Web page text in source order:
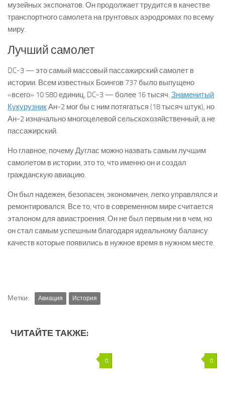
музейных экспонатов. Он продолжает трудится в качестве
транспортного самолета на грунтовых аэродромах по всему
миру.
Лучший самолет
DC-3 — это самый массовый пассажирский самолет в
истории. Всем известных Боингов 737 было выпущено
«всего» 10 580 единиц, DC-3 — более 16 тысяч. Знаменитый
КукурузникАн-2 мог бы с ним потягаться (18 тысяч штук), но
Ан-2 изначально многоцелевой сельскохозяйственный, а не
пассажирский.
Но главное, почему Дуглас можно назвать самым лучшим
самолетом в истории, это то, что именно он и создал
гражданскую авиацию.
Он был надежен, безопасен, экономичен, легко управлялся и
ремонтировался. Все то, что в современном мире считается
эталоном для авиастроения. Он не был первым ни в чем, но
он стал самым успешным благодаря идеальному балансу
качеств которые появились в нужное время в нужном месте.
Метки: Авиация История
ЧИТАЙТЕ ТАКЖЕ:
0 0